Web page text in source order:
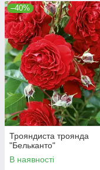
–40%
Трояндиста троянда
"Бельканто"
В наявності